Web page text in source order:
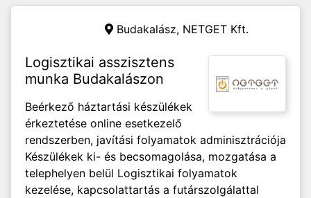
Budakalász, NETGET Kft.
Logisztikai asszisztens
munka Budakalászon
Beérkező háztartási készülékek
érkeztetése online esetkezelő
rendszerben, javítási folyamatok adminisztrációja
Készülékek ki- és becsomagolása, mozgatása a
telephelyen belül Logisztikai folyamatok
kezelése, kapcsolattartás a futárszolgálattal